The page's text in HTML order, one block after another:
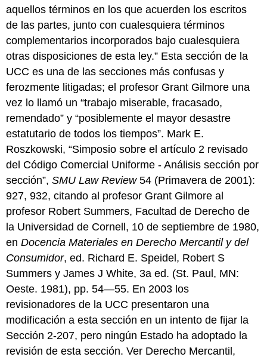
aquellos términos en los que acuerden los escritos
de las partes, junto con cualesquiera términos
complementarios incorporados bajo cualesquiera
otras disposiciones de esta ley.” Esta sección de la
UCC es una de las secciones más confusas y
ferozmente litigadas; el profesor Grant Gilmore una
vez lo llamó un “trabajo miserable, fracasado,
remendado” y “posiblemente el mayor desastre
estatutario de todos los tiempos”. Mark E.
Roszkowski, “Simposio sobre el artículo 2 revisado
del Código Comercial Uniforme - Análisis sección por
sección”,SMU Law Review54 (Primavera de 2001):
927, 932, citando al profesor Grant Gilmore al
profesor Robert Summers, Facultad de Derecho de
la Universidad de Cornell, 10 de septiembre de 1980,
enDocencia Materiales en Derecho Mercantil y del
Consumidor, ed. Richard E. Speidel, Robert S
Summers y James J White, 3a ed. (St. Paul, MN:
Oeste. 1981), pp. 54—55. En 2003 los
revisionadores de la UCC presentaron una
modificación a esta sección en un intento de fijar la
Sección 2-207, pero ningún Estado ha adoptado la
revisión de esta sección. Ver Derecho Mercantil,